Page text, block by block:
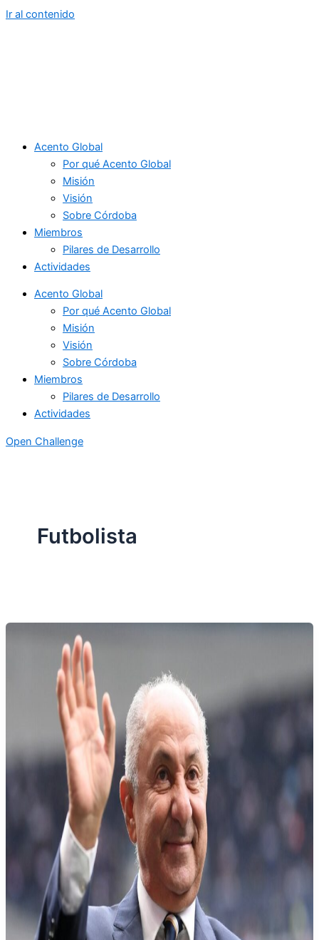
Ir al contenido
Acento Global
Por qué Acento Global
Misión
Visión
Sobre Córdoba
Miembros
Pilares de Desarrollo
Actividades
Acento Global
Por qué Acento Global
Misión
Visión
Sobre Córdoba
Miembros
Pilares de Desarrollo
Actividades
Open Challenge
Futbolista